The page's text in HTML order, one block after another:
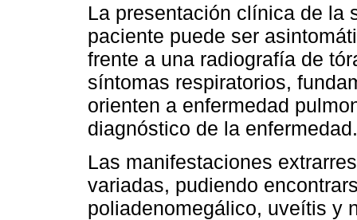
La presentación clínica de la
paciente puede ser
frente a una radiografía de
síntomas respiratorios,
orienten a enfermedad
diagnóstico de la enfermedad.
Las manifestaciones
variadas, pudiendo
poliadenomegálico, uveítis y